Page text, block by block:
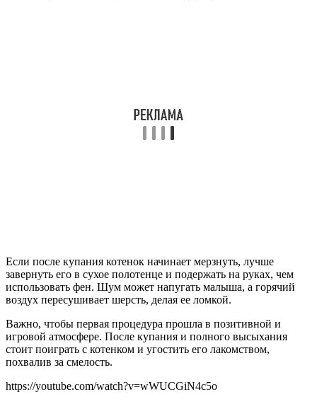
Если после купания котенок начинает мерзнуть, лучше
завернуть его в сухое полотенце и подержать на руках, чем
использовать фен. Шум может напугать малыша, а горячий
воздух пересушивает шерсть, делая ее ломкой.
Важно, чтобы первая процедура прошла в позитивной и
игровой атмосфере. После купания и полного высыхания
стоит поиграть с котенком и угостить его лакомством,
похвалив за смелость.
https://youtube.com/watch?v=wWUCGiN4c5o